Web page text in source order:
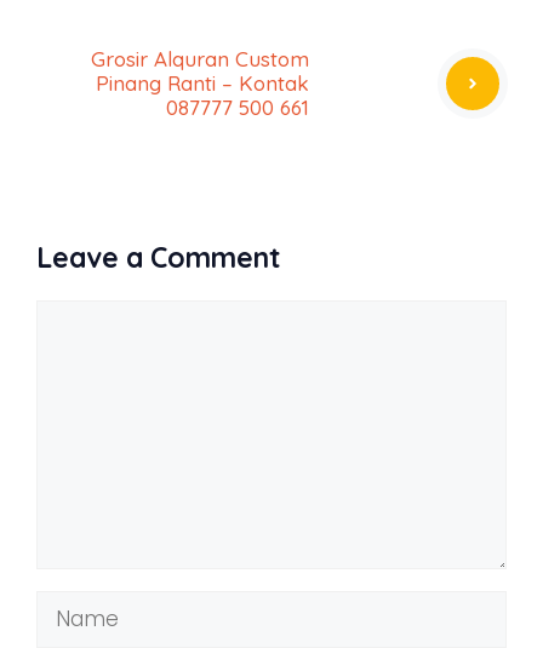
Grosir Alquran Custom
Pinang Ranti – Kontak
087777 500 661
Leave a Comment
Name